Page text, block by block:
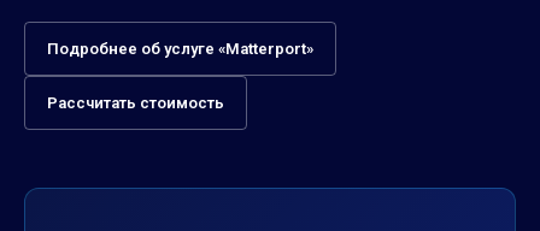
Подробнее об услуге «Matterport»
Рассчитать стоимость